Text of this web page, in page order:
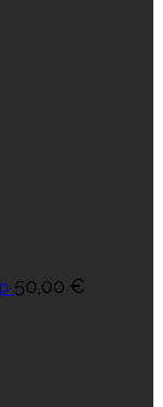
50,00 €